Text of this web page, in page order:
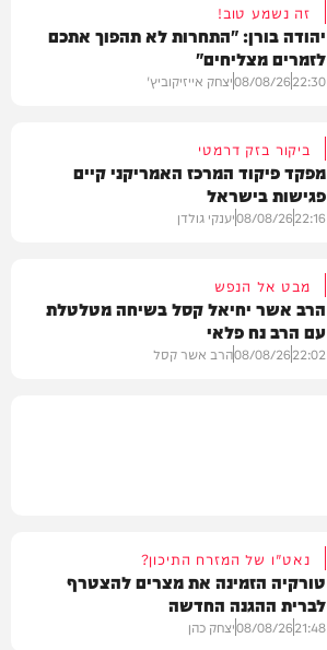
זה נשמע טוב!
יהודה בורן: "התחרות לא תהפוך אתכם
לזמרים מצליחים"
22:30
08/08/26יצחק אייזיקוביץ'
ביקור בזק דרמטי
מפקד פיקוד המרכז האמריקני קיים
פגישות בישראל
22:16
08/08/26יענקי גולדן
מבט אל הנפש
הרב אשר יחיאל קסל בשיחה מטלטלת
עם הרב נח פלאי
22:02
08/08/26הרב אשר קסל
נאט"ו של המזרח התיכון?
טורקיה הזמינה את מצרים להצטרף
לברית ההגנה החדשה
21:48
08/08/26יצחק כהן